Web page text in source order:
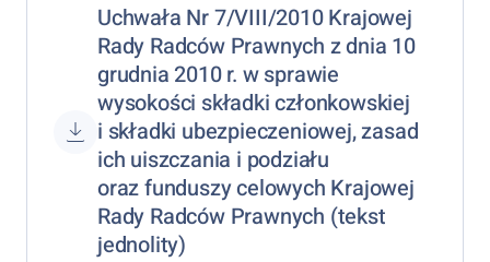
Uchwała Nr 7/VIII/2010 Krajowej
Rady Radców Prawnych z dnia 10
grudnia 2010 r. w sprawie
wysokości składki członkowskiej
i składki ubezpieczeniowej, zasad
ich uiszczania i podziału
oraz funduszy celowych Krajowej
Rady Radców Prawnych (tekst
jednolity)